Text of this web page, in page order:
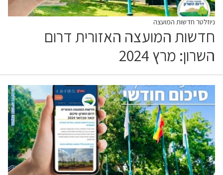
ניוזלטר חדשות המועצה
חדשות המועצה האזורית דרום
השרון: מרץ 2024